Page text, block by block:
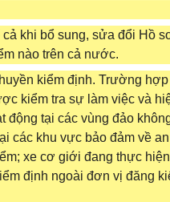
khi bổ sung, sửa đổi Hồ
nào trên cả nước.
kiểm định. Trường
kiểm tra sự làm việc và
tại các vùng đảo
các khu vực bảo đảm về
xe cơ giới đang thực
định ngoài đơn vị đăng